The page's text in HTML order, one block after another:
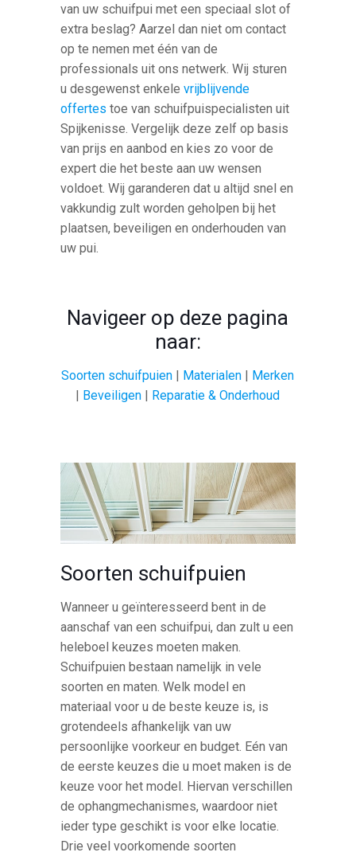
van uw schuifpui met een speciaal slot of
extra beslag? Aarzel dan niet om contact
op te nemen met één van de
professionals uit ons netwerk. Wij sturen
u desgewenst enkelevrijblijvende
offertes toe van schuifpuispecialisten uit
Spijkenisse. Vergelijk deze zelf op basis
van prijs en aanbod en kies zo voor de
expert die het beste aan uw wensen
voldoet. Wij garanderen dat u altijd snel en
vakkundig zult worden geholpen bij het
plaatsen, beveiligen en onderhouden van
uw pui.
Navigeer op deze pagina
naar:
Soorten schuifpuien | Materialen | Merken
| Beveiligen | Reparatie & Onderhoud
Soorten schuifpuien
Wanneer u geïnteresseerd bent in de
aanschaf van een schuifpui, dan zult u een
heleboel keuzes moeten maken.
Schuifpuien bestaan namelijk in vele
soorten en maten. Welk model en
materiaal voor u de beste keuze is, is
grotendeels afhankelijk van uw
persoonlijke voorkeur en budget. Eén van
de eerste keuzes die u moet maken is de
keuze voor het model. Hiervan verschillen
de ophangmechanismes, waardoor niet
ieder type geschikt is voor elke locatie.
Drie veel voorkomende soorten